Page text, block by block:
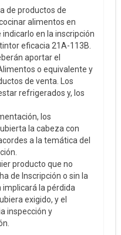
de productos de
alimentos en
en la inscripción
eficacia 21A-113B.
aportar el
o equivalente y
de venta. Los
refrigerados y, los
los
la cabeza con
a la temática del
producto que no
de Inscripción o sin la
la pérdida
exigido, y el
inspección y